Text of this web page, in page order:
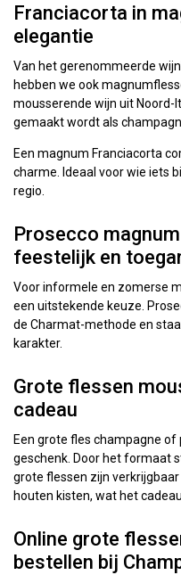
Franciacorta in
elegantie
Van het gerenommeerde
hebben we ook
mousserende wijn uit
gemaakt wordt als
Een magnum Franciacorta
charme. Ideaal voor wie iets
regio.
Prosecco
feestelijk en
Voor informele en zomerse
een uitstekende keuze.
de Charmat-methode en
karakter.
Grote flessen
cadeau
Een grote fles champagne
geschenk. Door het formaat
grote flessen zijn
houten kisten, wat het
Online grote
bestellen bij